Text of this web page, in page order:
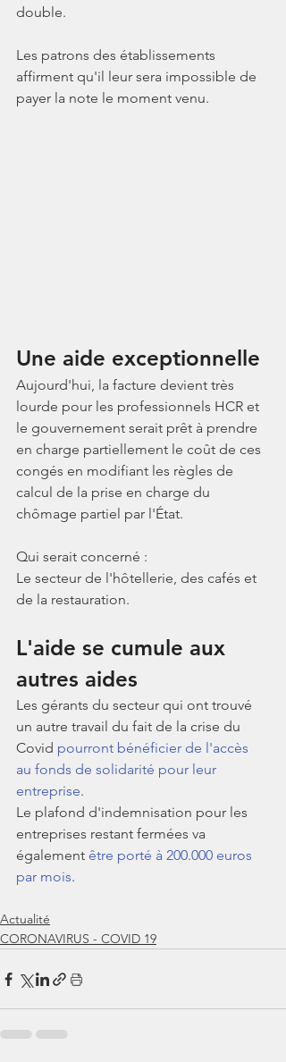
double.
Les patrons des établissements
affirment qu'il leur sera impossible de
payer la note le moment venu.
Une aide exceptionnelle
Aujourd'hui, la facture devient très
lourde pour les professionnels HCR et
le gouvernement serait prêt à prendre
en charge partiellement le coût de ces
congés en modifiant les règles de
calcul de la prise en charge du
chômage partiel par l'État.
Qui serait concerné :
Le secteur de l'hôtellerie, des cafés et
de la restauration.
L'aide se cumule aux
autres aides
Les gérants du secteur qui ont trouvé
un autre travail du fait de la crise du
Covid pourront bénéficier de l'accès
au fonds de solidarité pour leur
entreprise.
Le plafond d'indemnisation pour les
entreprises restant fermées va
également être porté à 200.000 euros
par mois.
Actualité
CORONAVIRUS - COVID 19